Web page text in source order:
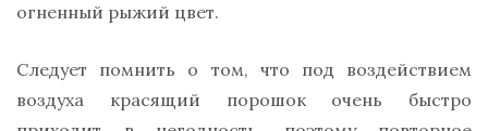
огненный рыжий цвет.
Следует помнить о том, что под воздействием
воздуха красящий порошок очень быстро